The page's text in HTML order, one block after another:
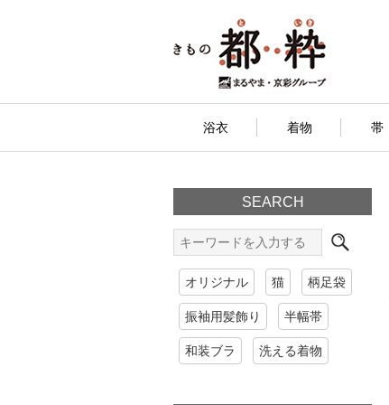
浴衣 着物 帯
SEARCH
オリジナル 猫 柄足袋
振袖用髪飾り 半幅帯
和装ブラ 洗える着物